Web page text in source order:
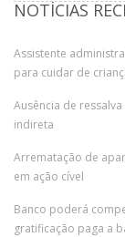
NOTÍCIAS
Assistente
para cuidar de
Ausência de
indireta
Arrematação de
em ação cível
Banco poderá
gratificação paga a